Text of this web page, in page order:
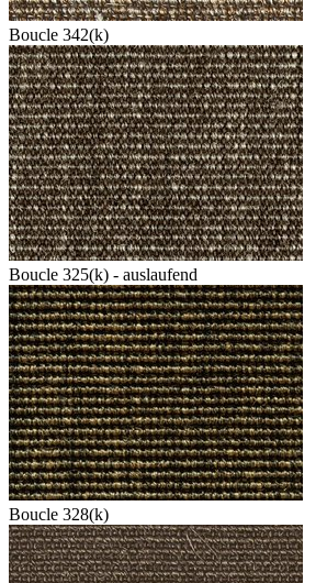
Boucle 342(k)
Boucle 325(k) - auslaufend
Boucle 328(k)